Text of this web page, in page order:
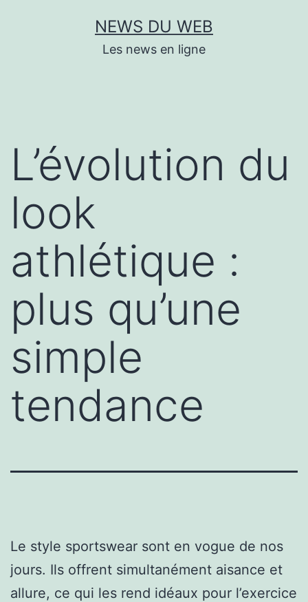
NEWS DU WEB
Les news en ligne
L’évolution du
look
athlétique :
plus qu’une
simple
tendance
Le style sportswear sont en vogue de nos
jours. Ils offrent simultanément aisance et
allure, ce qui les rend idéaux pour l’exercice